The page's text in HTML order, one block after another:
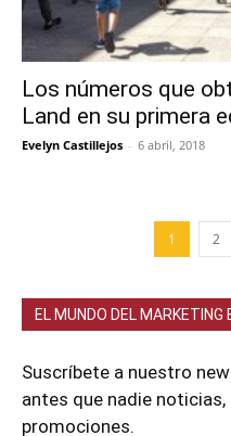
Los números que
Land en su primera
Evelyn Castillejos - 6 abril, 2018
1 2
EL MUNDO DEL MARKETING
Suscríbete a nuestro
antes que nadie
promociones.